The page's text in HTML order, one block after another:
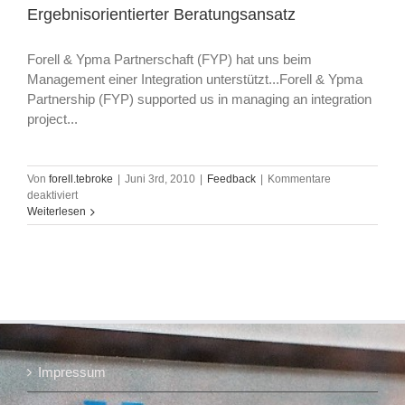
Ergebnisorientierter Beratungsansatz
Forell & Ypma Partnerschaft (FYP) hat uns beim
Management einer Integration unterstützt...Forell & Ypma
Partnership (FYP) supported us in managing an integration
project...
Von forell.tebroke Juni 3rd, 2010 Feedback
Kommentare
deaktiviertfür
Ergebnisorientierter
Beratungsansatz
Weiterlesen
Impressum